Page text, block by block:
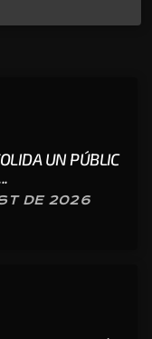
UN PÚBLIC
DE 2026